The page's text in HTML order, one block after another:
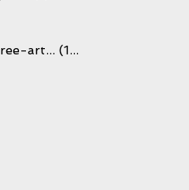
art... (16)